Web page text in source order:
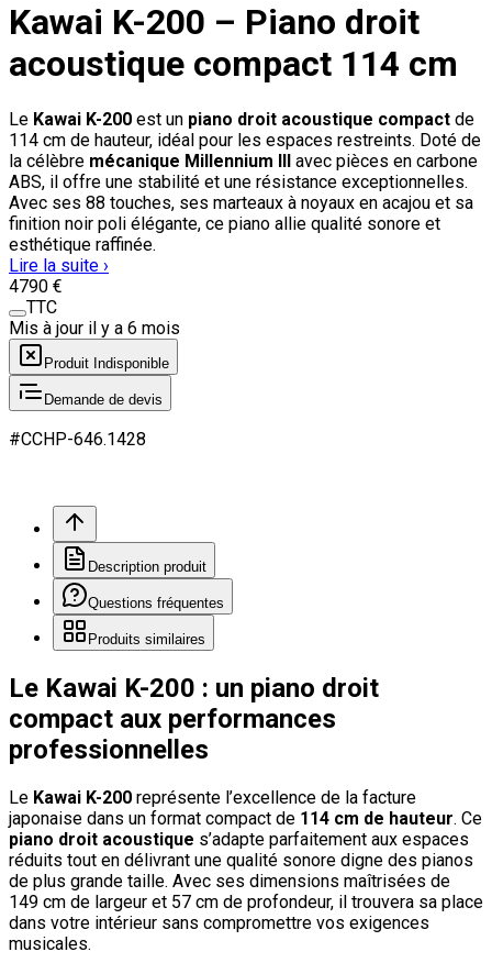
Kawai K-200 – Piano droit
acoustique compact 114 cm
Le Kawai K-200 est un piano droit acoustique compact de
114 cm de hauteur, idéal pour les espaces restreints. Doté de
la célèbre mécanique Millennium III avec pièces en carbone
ABS, il offre une stabilité et une résistance exceptionnelles.
Avec ses 88 touches, ses marteaux à noyaux en acajou et sa
finition noir poli élégante, ce piano allie qualité sonore et
esthétique raffinée.
Lire la suite ›
4790 €
TTC
Mis à jour il y a 6 mois
Produit Indisponible
Demande de devis
#CCHP-646.1428
Description produit
Questions fréquentes
Produits similaires
Le Kawai K-200 : un piano droit
compact aux performances
professionnelles
Le Kawai K-200 représente l’excellence de la facture
japonaise dans un format compact de 114 cm de hauteur. Ce
piano droit acoustique s’adapte parfaitement aux espaces
réduits tout en délivrant une qualité sonore digne des pianos
de plus grande taille. Avec ses dimensions maîtrisées de
149 cm de largeur et 57 cm de profondeur, il trouvera sa place
dans votre intérieur sans compromettre vos exigences
musicales.